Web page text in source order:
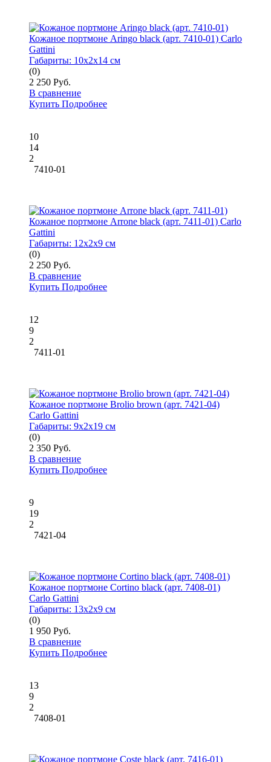
Кожаное портмоне Aringo black (арт. 7410-01) Carlo
Gattini
Габариты: 10x2x14 см
(0)
2 250 Руб.
В сравнение
Купить Подробнее
10
14
2
7410-01
Кожаное портмоне Arrone black (арт. 7411-01) Carlo
Gattini
Габариты: 12x2x9 см
(0)
2 250 Руб.
В сравнение
Купить Подробнее
12
9
2
7411-01
Кожаное портмоне Brolio brown (арт. 7421-04)
Carlo Gattini
Габариты: 9x2x19 см
(0)
2 350 Руб.
В сравнение
Купить Подробнее
9
19
2
7421-04
Кожаное портмоне Cortino black (арт. 7408-01)
Carlo Gattini
Габариты: 13x2x9 см
(0)
1 950 Руб.
В сравнение
Купить Подробнее
13
9
2
7408-01